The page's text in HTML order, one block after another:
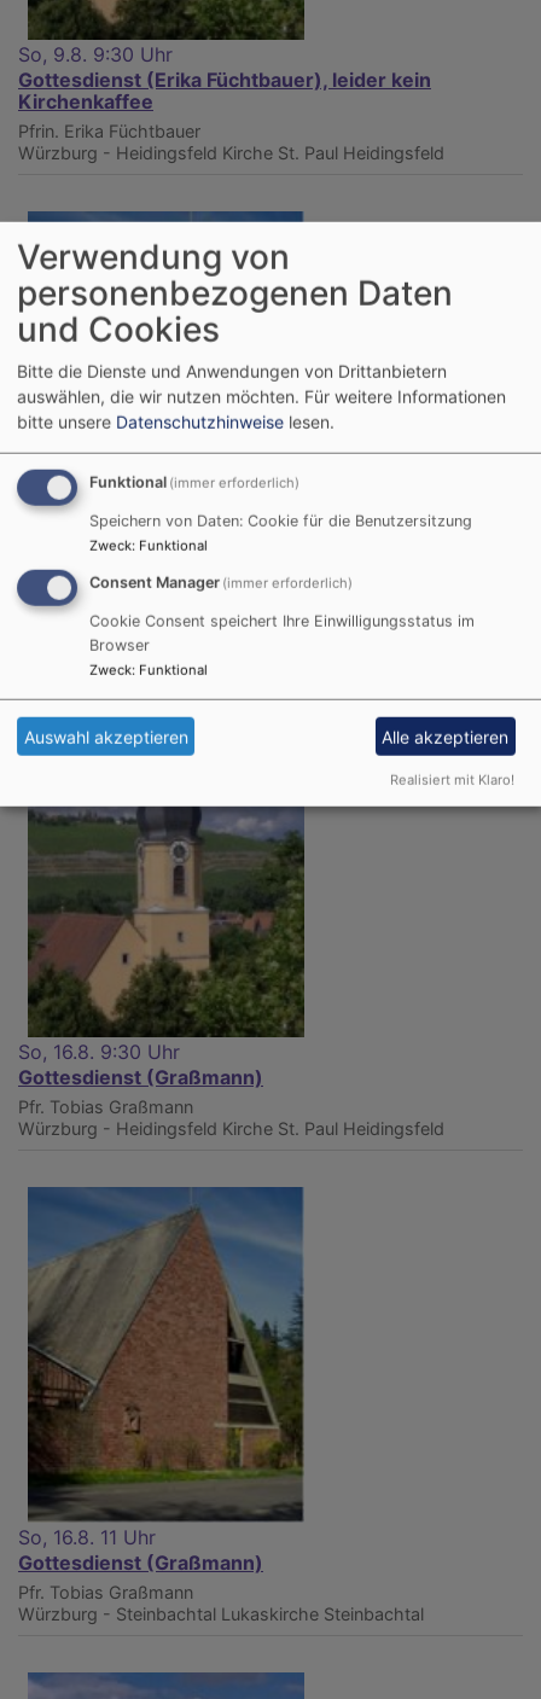
So, 9.8. 9:30 Uhr
Gottesdienst (Erika Füchtbauer), leider kein
Kirchenkaffee
Pfrin. Erika Füchtbauer
Würzburg - Heidingsfeld Kirche St. Paul Heidingsfeld
kein Gottesdienst
Würzburg - Steinbachtal Lukaskirche Steinbachtal
So, 16.8. 9:30 Uhr
Gottesdienst (Graßmann)
Pfr. Tobias Graßmann
Würzburg - Heidingsfeld Kirche St. Paul Heidingsfeld
So, 16.8. 11 Uhr
Gottesdienst (Graßmann)
Pfr. Tobias Graßmann
Würzburg - Steinbachtal Lukaskirche Steinbachtal
Verwendung von
personenbezogenen Daten
und Cookies
Bitte die Dienste und Anwendungen von Drittanbietern
auswählen, die wir nutzen möchten. Für weitere Informationen
bitte unsere Datenschutzhinweise lesen.
Funktional (immer erforderlich)
Speichern von Daten: Cookie für die Benutzersitzung
Zweck: Funktional
Consent Manager (immer erforderlich)
Cookie Consent speichert Ihre Einwilligungsstatus im
Browser
Zweck: Funktional
Auswahl akzeptieren Alle akzeptieren
Realisiert mit Klaro!